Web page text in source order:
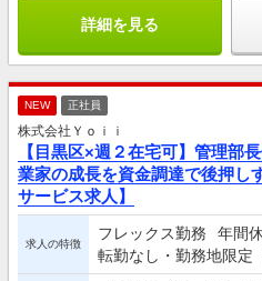
詳細を見る
NEW 正社員
株式会社Ｙｏｉｉ
【目黒区×週２在宅可】管理部
業家の成長を資金調達で後押し
サービス求人】
求人の特徴
フレックス勤務 年間
転勤なし・勤務地限定